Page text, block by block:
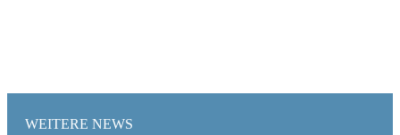
WEITERE NEWS